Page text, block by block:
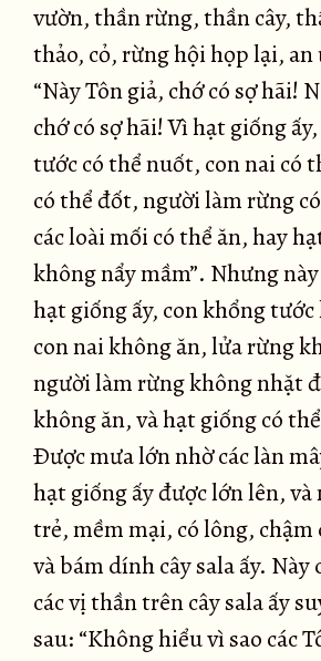
vườn, thần rừng, thần cây,
thảo, cỏ, rừng hội họp lại, an
“Này Tôn giả, chớ có sợ hãi!
chớ có sợ hãi! Vì hạt giống
tước có thể nuốt, con nai có
có thể đốt, người làm rừng
các loài mối có thể ăn, hay
không nẩy mầm”. Nhưng
hạt giống ấy, con khổng
con nai không ăn, lửa rừng
người làm rừng không nhặt
không ăn, và hạt giống có
Ðược mưa lớn nhờ các làn
hạt giống ấy được lớn lên, và
trẻ, mềm mại, có lông, chậm
và bám dính cây sala ấy. Này
các vị thần trên cây sala ấy
sau: “Không hiểu vì sao các